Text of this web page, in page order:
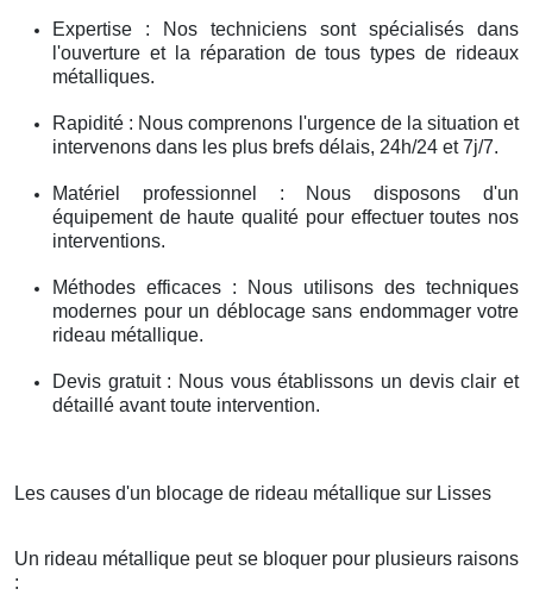
Expertise : Nos techniciens sont spécialisés dans
l'ouverture et la réparation de tous types de rideaux
métalliques.
Rapidité : Nous comprenons l'urgence de la situation et
intervenons dans les plus brefs délais, 24h/24 et 7j/7.
Matériel professionnel : Nous disposons d'un
équipement de haute qualité pour effectuer toutes nos
interventions.
Méthodes efficaces : Nous utilisons des techniques
modernes pour un déblocage sans endommager votre
rideau métallique.
Devis gratuit : Nous vous établissons un devis clair et
détaillé avant toute intervention.
Les causes d'un blocage de rideau métallique sur Lisses
Un rideau métallique peut se bloquer pour plusieurs raisons
: